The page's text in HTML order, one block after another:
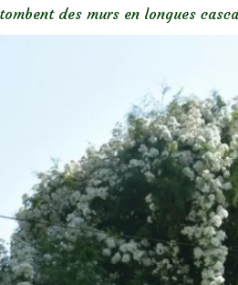
des murs en longues